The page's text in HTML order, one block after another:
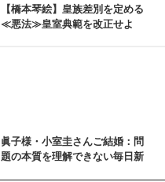
【橋本琴絵】皇族差別を定める
≪悪法≫皇室典範を改正せよ
眞子様・小室圭さんご結婚：問
題の本質を理解できない毎日新